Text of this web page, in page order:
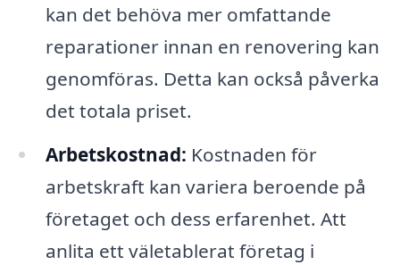
kan det behöva mer omfattande
reparationer innan en renovering kan
genomföras. Detta kan också påverka
det totala priset.
Arbetskostnad: Kostnaden för
arbetskraft kan variera beroende på
företaget och dess erfarenhet. Att
anlita ett väletablerat företag i